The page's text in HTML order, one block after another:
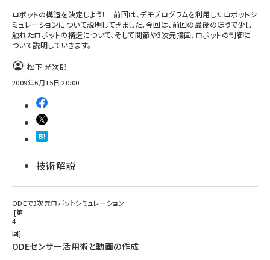
ロボットの構造を決定しよう！ 前回は、デモプログラムを利用したロボットシ
ミュレーションについて説明してきました。今回は、前回の最後のほうで少し
触れたロボットの構造について、そして関節や3次元描画、ロボットの制御に
ついて説明していきます。
松下 光次郎
2009年6月15日 20:00
技術解説
ODEで3次元ロボットシミュレーション
第
4
回
ODEセンサー活用術と動画の作成